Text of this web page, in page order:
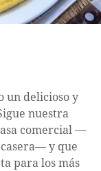
un delicioso y
nuestra
comercial —
y que
para los más